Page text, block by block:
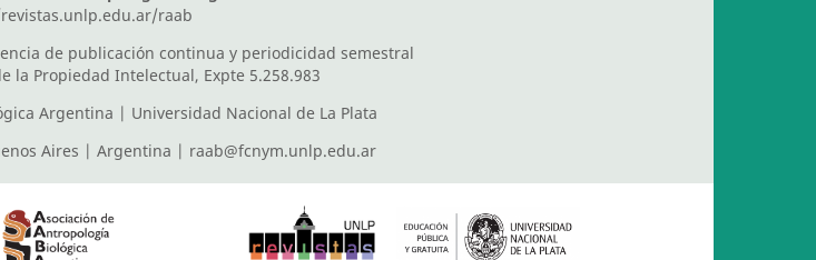
raab
de publicación continua y periodicidad semestral
la Propiedad Intelectual, Expte 5.258.983
Argentina | Universidad Nacional de La Plata
Aires | Argentina | raab@fcnym.unlp.edu.ar